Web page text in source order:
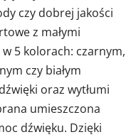
czy dobrej jakości
z małymi
5 kolorach: czarnym,
czy białym
oraz wytłumi
umieszczona
dźwięku. Dzięki